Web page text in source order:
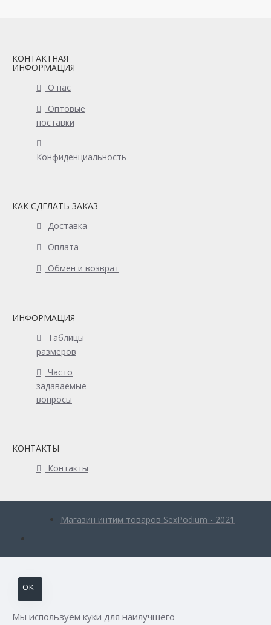
КОНТАКТНАЯ
ИНФОРМАЦИЯ
О нас
Оптовые
поставки
Конфиденциальность
КАК СДЕЛАТЬ ЗАКАЗ
Доставка
Оплата
Обмен и возврат
ИНФОРМАЦИЯ
Таблицы
размеров
Часто
задаваемые
вопросы
КОНТАКТЫ
Контакты
Магазин интим товаров SexPodium - 2021
OK
Мы используем куки для наилучшего